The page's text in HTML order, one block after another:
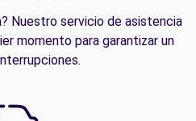
Nuestro servicio de asistencia
momento para garantizar un